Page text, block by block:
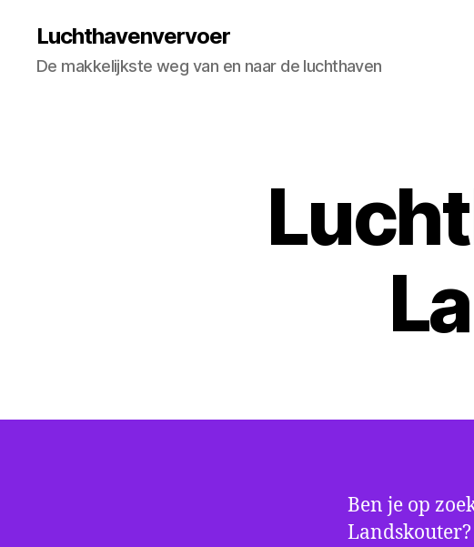
Luchthavenvervoer
De makkelijkste weg van en naar de luchthaven
Ben je op